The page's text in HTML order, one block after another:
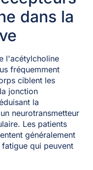
dans la
l'acétylcholine
fréquemment
ciblent les
jonction
la
neurotransmetteur
Les patients
généralement
qui peuvent